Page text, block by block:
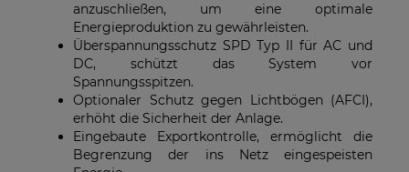
anzuschließen, um eine optimale
Energieproduktion zu gewährleisten.
Überspannungsschutz SPD Typ II für AC und
DC, schützt das System vor
Spannungsspitzen.
Optionaler Schutz gegen Lichtbögen (AFCI),
erhöht die Sicherheit der Anlage.
Eingebaute Exportkontrolle, ermöglicht die
Begrenzung der ins Netz eingespeisten